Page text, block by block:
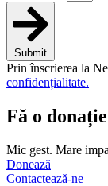
Submit
Prin înscrierea la
confidențialitate.
Fă o donație
Mic gest. Mare
Donează
Contactează-ne